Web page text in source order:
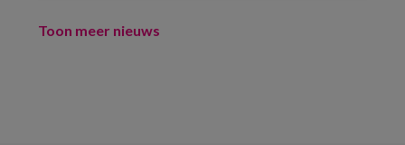
Toon meer nieuws